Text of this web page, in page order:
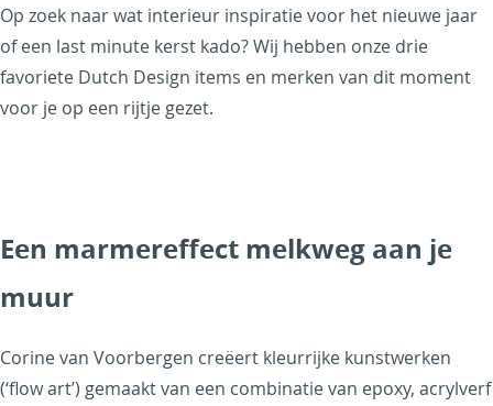
Op zoek naar wat interieur inspiratie voor het nieuwe jaar
of een last minute kerst kado? Wij hebben onze drie
favoriete Dutch Design items en merken van dit moment
voor je op een rijtje gezet.
Een marmereffect melkweg aan je
muur
Corine van Voorbergen creëert kleurrijke kunstwerken
(‘flow art’) gemaakt van een combinatie van epoxy, acrylverf